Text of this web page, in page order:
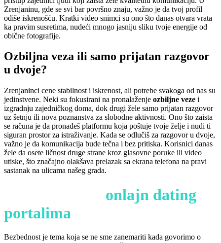
Zrenjaninu, gde se svi bar površno znaju, važno je da tvoj profil
odiše iskrenošću. Kratki video snimci su ono što danas otvara vrata
ka pravim susretima, nudeći mnogo jasniju sliku tvoje energije od
obične fotografije.
Ozbiljna veza ili samo prijatan razgovor
u dvoje?
Zrenjaninci cene stabilnost i iskrenost, ali potrebe svakoga od nas su
jedinstvene. Neki su fokusirani na pronalaženje ozbiljne veze i
izgradnju zajedničkog doma, dok drugi žele samo prijatan razgovor
uz šetnju ili nova poznanstva za slobodne aktivnosti. Ono što zaista
se računa je da pronađeš platformu koja poštuje tvoje želje i nudi ti
siguran prostor za istraživanje. Kada se odlučiš za razgovor u dvoje,
važno je da komunikacija bude tečna i bez pritiska. Korisnici danas
žele da osete ličnost druge strane kroz glasovne poruke ili video
utiske, što značajno olakšava prelazak sa ekrana telefona na pravi
sastanak na ulicama našeg grada.
onlajn dating
portalima
Bezbednost je tema koja se ne sme zanemariti kada govorimo o